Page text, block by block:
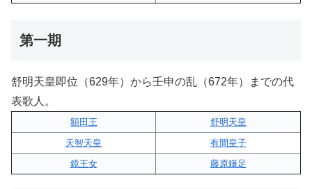
第一期
舒明天皇即位（629年）から壬申の乱（672年）までの代
表歌人。
額田王
舒明天皇
天智天皇
有間皇子
鏡王女
藤原鎌足